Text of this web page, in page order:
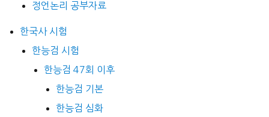
정언논리 공부자료
한국사 시험
한능검 시험
한능검 47회 이후
한능검 기본
한능검 심화